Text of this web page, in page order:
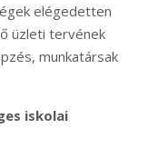
elégedetten
üzleti tervének
munkatársak
iskolai